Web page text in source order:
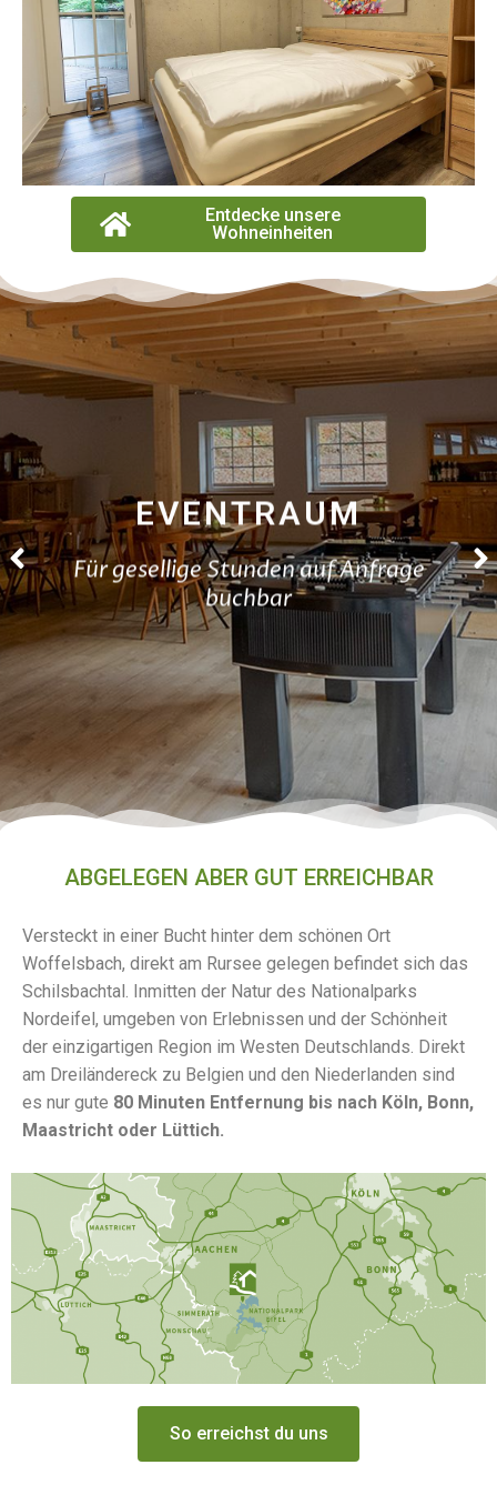
Entdecke unsere
Wohneinheiten
EVENTRAUM
Für gesellige Stunden auf Anfrage
buchbar
ABGELEGEN ABER GUT ERREICHBAR
Versteckt in einer Bucht hinter dem schönen Ort
Woffelsbach, direkt am Rursee gelegen befindet sich das
Schilsbachtal. Inmitten der Natur des Nationalparks
Nordeifel, umgeben von Erlebnissen und der Schönheit
der einzigartigen Region im Westen Deutschlands. Direkt
am Dreiländereck zu Belgien und den Niederlanden sind
es nur gute 80 Minuten Entfernung bis nach Köln, Bonn,
Maastricht oder Lüttich.
So erreichst du uns